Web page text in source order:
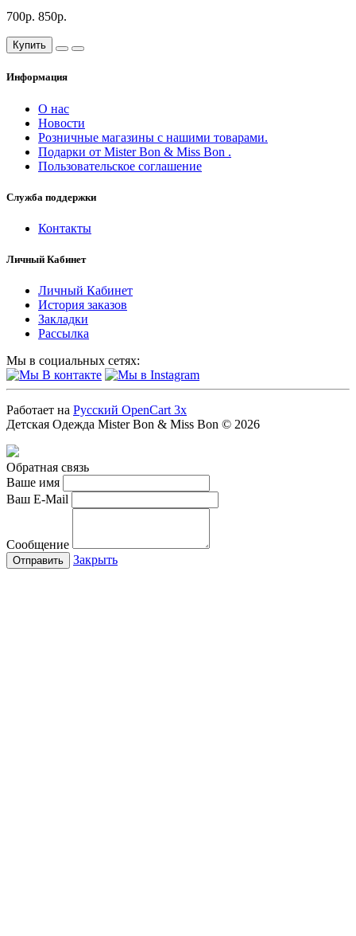
700р. 850р.
Купить
Информация
О нас
Новости
Розничные магазины с нашими товарами.
Подарки от Mister Bon & Miss Bon .
Пользовательское соглашение
Служба поддержки
Контакты
Личный Кабинет
Личный Кабинет
История заказов
Закладки
Рассылка
Мы в социальных сетях:
Работает на Русский OpenCart 3x
Детская Одежда Mister Bon & Miss Bon © 2026
Обратная связь
Ваше имя
Ваш E-Mail
Сообщение
Закрыть